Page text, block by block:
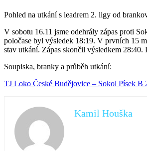
Pohled na utkání s leadrem 2. ligy od
V sobotu 16.11 jsme odehrály zápas proti
poločase byl výsledek 18:19. V prvních 15
stav utkání. Zápas skončil výsledkem 28:40.
Soupiska, branky a průběh utkání:
TJ Loko České Budějovice – Sokol Písek B
Kamil Houška